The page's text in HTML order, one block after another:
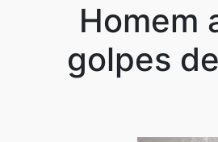
Homem
golpes